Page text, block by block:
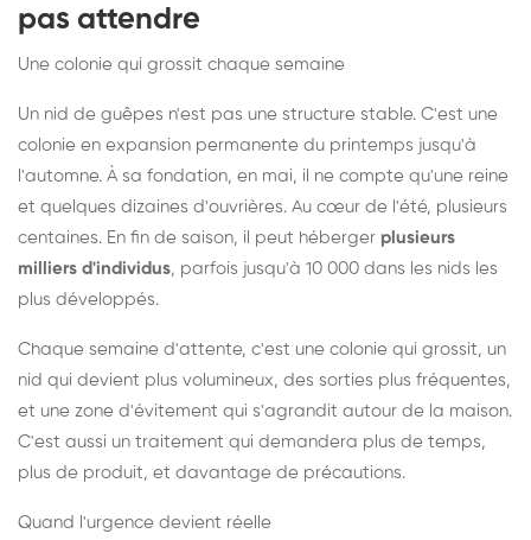
pas attendre
Une colonie qui grossit chaque semaine
Un nid de guêpes n'est pas une structure stable. C'est une
colonie en expansion permanente du printemps jusqu'à
l'automne. À sa fondation, en mai, il ne compte qu'une reine
et quelques dizaines d'ouvrières. Au cœur de l'été, plusieurs
centaines. En fin de saison, il peut héberger plusieurs
milliers d'individus, parfois jusqu'à 10 000 dans les nids les
plus développés.
Chaque semaine d'attente, c'est une colonie qui grossit, un
nid qui devient plus volumineux, des sorties plus fréquentes,
et une zone d'évitement qui s'agrandit autour de la maison.
C'est aussi un traitement qui demandera plus de temps,
plus de produit, et davantage de précautions.
Quand l'urgence devient réelle